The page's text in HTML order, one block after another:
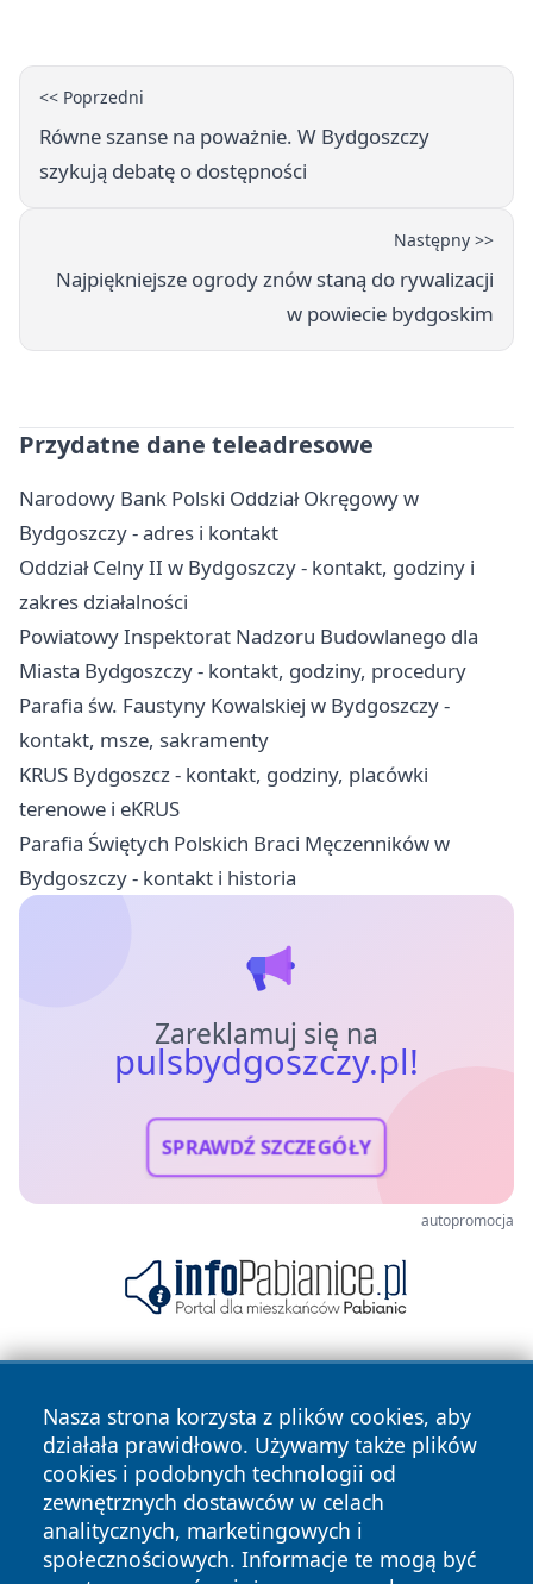
<< Poprzedni
Równe szanse na poważnie. W Bydgoszczy
szykują debatę o dostępności
Następny >>
Najpiękniejsze ogrody znów staną do rywalizacji
w powiecie bydgoskim
Przydatne dane teleadresowe
Narodowy Bank Polski Oddział Okręgowy w
Bydgoszczy - adres i kontakt
Oddział Celny II w Bydgoszczy - kontakt, godziny i
zakres działalności
Powiatowy Inspektorat Nadzoru Budowlanego dla
Miasta Bydgoszczy - kontakt, godziny, procedury
Parafia św. Faustyny Kowalskiej w Bydgoszczy -
kontakt, msze, sakramenty
KRUS Bydgoszcz - kontakt, godziny, placówki
terenowe i eKRUS
Parafia Świętych Polskich Braci Męczenników w
Bydgoszczy - kontakt i historia
Zareklamuj się na
pulsbydgoszczy.pl!
SPRAWDŹ SZCZEGÓŁY
autopromocja
Nasza strona korzysta z plików cookies, aby
działała prawidłowo. Używamy także plików
cookies i podobnych technologii od
zewnętrznych dostawców w celach
analitycznych, marketingowych i
społecznościowych. Informacje te mogą być
Copyright © 2026 pulsbydgoszczy.pl Wszystkie prawa
zastrzeżone.